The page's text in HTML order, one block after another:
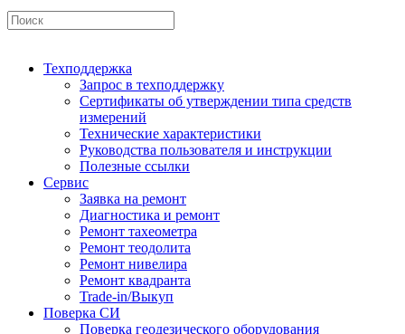
Техподдержка
Запрос в техподдержку
Сертификаты об утверждении типа средств
измерений
Технические характеристики
Руководства пользователя и инструкции
Полезные ссылки
Сервис
Заявка на ремонт
Диагностика и ремонт
Ремонт тахеометра
Ремонт теодолита
Ремонт нивелира
Ремонт квадранта
Trade-in/Выкуп
Поверка СИ
Поверка геодезического оборудования